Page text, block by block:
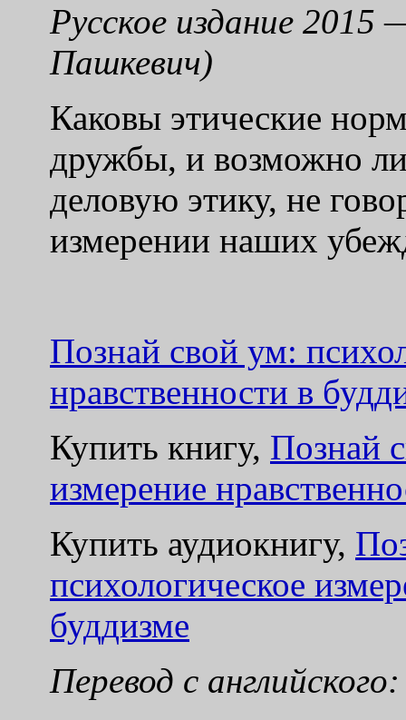
Русское издание
Пашкевич)
Каковы этические
дружбы, и возможно
деловую этику, не
измерении наших
Познай свой ум:
нравственности в
Купить книгу, Познай
измерение
Купить аудиокнигу,
психологическое
буддизме
Перевод с